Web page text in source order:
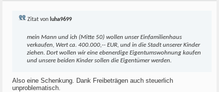
Zitat von luha9699
mein Mann und ich (Mitte 50) wollen unser Einfamilienhaus
verkaufen, Wert ca. 400.000,-- EUR, und in die Stadt unserer Kinder
ziehen. Dort wollen wir eine ebenerdige Eigentumswohnung kaufen
und unsere beiden Kinder sollen die Eigentümer werden.
Also eine Schenkung. Dank Freibeträgen auch steuerlich
unproblematisch.